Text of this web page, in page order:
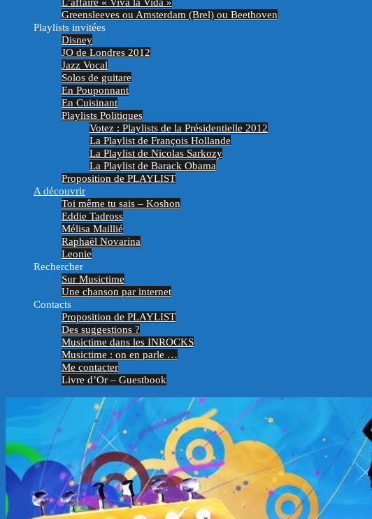
Greensleeves ou Amsterdam (Brel) ou Beethoven
Playlists invitées
Disney
JO de Londres 2012
Jazz Vocal
Solos de guitare
En Pouponnant
En Cuisinant
Playlists Politiques
Votez : Playlists de la Présidentielle 2012
La Playlist de François Hollande
La Playlist de Nicolas Sarkozy
La Playlist de Barack Obama
Proposition de PLAYLIST
A découvrir
Toi même tu sais – Koshon
Eddie Tadross
Mélisa Maillié
Raphaël Novarina
Leonie
Rechercher
Sur Musictime
Une chanson par internet
Contacts
Proposition de PLAYLIST
Des suggestions ?
Musictime dans les INROCKS
Musictime : on en parle …
Me contacter
Livre d’Or – Guestbook